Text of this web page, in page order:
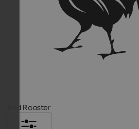
Red Rooster